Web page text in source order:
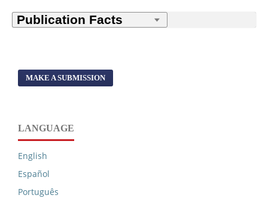
MAKE A SUBMISSION
LANGUAGE
English
Español
Português